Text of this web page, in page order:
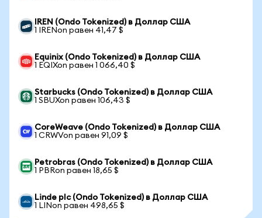
IREN (Ondo Tokenized) в Доллар США
1 IRENon равен 41,47 $
Equinix (Ondo Tokenized) в Доллар США
1 EQIXon равен 1 066,40 $
Starbucks (Ondo Tokenized) в Доллар США
1 SBUXon равен 106,43 $
CoreWeave (Ondo Tokenized) в Доллар США
1 CRWVon равен 91,09 $
Petrobras (Ondo Tokenized) в Доллар США
1 PBRon равен 18,65 $
Linde plc (Ondo Tokenized) в Доллар США
1 LINon равен 498,65 $